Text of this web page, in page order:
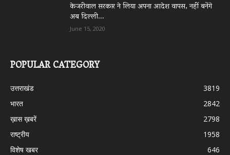
केजरीवाल सरकार ने लिया अपना आदेश वापस, नहीं बनेंगे
अब दिल्ली...
June 15, 2020
POPULAR CATEGORY
उत्तराखंड
3819
भारत
2842
ख़ास ख़बरें
2798
राष्ट्रीय
1958
विशेष खबर
646